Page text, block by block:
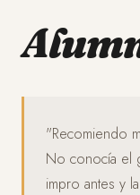
"Recomiendo
No conocía el
impro antes y